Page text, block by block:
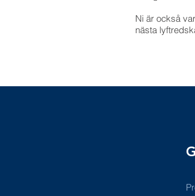
Ni är också
nästa